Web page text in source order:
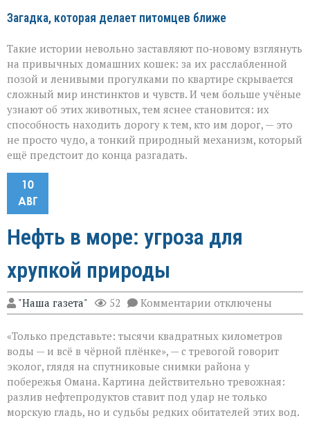
Загадка, которая делает питомцев ближе
Такие истории невольно заставляют по‑новому взглянуть
на привычных домашних кошек: за их расслабленной
позой и ленивыми прогулками по квартире скрывается
сложный мир инстинктов и чувств. И чем больше учёные
узнают об этих животных, тем яснее становится: их
способность находить дорогу к тем, кто им дорог, — это
не просто чудо, а тонкий природный механизм, который
ещё предстоит до конца разгадать.
10
АВГ
Нефть в море: угроза для
хрупкой природы
"Наша газета" 52 Комментарии к
записи
в
море:
угроза
для
хрупкой
природы
отключены
«Только представьте: тысячи квадратных километров
воды — и всё в чёрной плёнке», — с тревогой говорит
эколог, глядя на спутниковые снимки района у
побережья Омана. Картина действительно тревожная:
разлив нефтепродуктов ставит под удар не только
морскую гладь, но и судьбы редких обитателей этих вод.